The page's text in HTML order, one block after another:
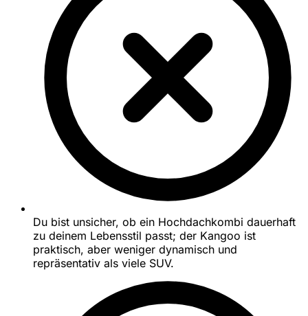
Du bist unsicher, ob ein Hochdachkombi dauerhaft
zu deinem Lebensstil passt; der Kangoo ist
praktisch, aber weniger dynamisch und
repräsentativ als viele SUV.